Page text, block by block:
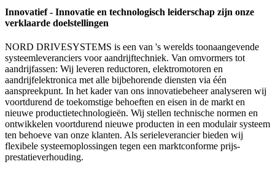
Innovatief - Innovatie en technologisch leiderschap zijn onze
verklaarde doelstellingen
NORD DRIVESYSTEMS is een van 's werelds toonaangevende
systeemleveranciers voor aandrijftechniek. Van omvormers tot
aandrijfassen: Wij leveren reductoren, elektromotoren en
aandrijfelektronica met alle bijbehorende diensten via één
aanspreekpunt. In het kader van ons innovatiebeheer analyseren wij
voortdurend de toekomstige behoeften en eisen in de markt en
nieuwe productietechnologieën. Wij stellen technische normen en
ontwikkelen voortdurend nieuwe producten in een modulair systeem
ten behoeve van onze klanten. Als serieleverancier bieden wij
flexibele systeemoplossingen tegen een marktconforme prijs-
prestatieverhouding.